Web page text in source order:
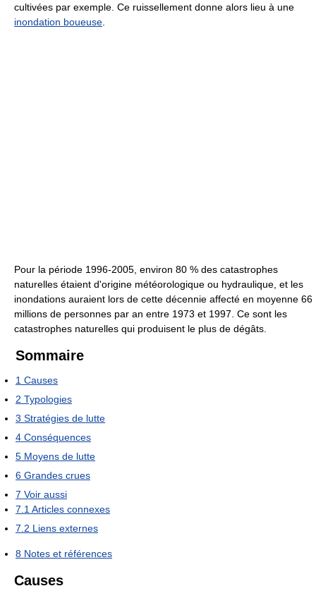
cultivées par exemple. Ce ruissellement donne alors lieu à une
inondation boueuse
Pour la période 1996-2005, environ 80 % des catastrophes
naturelles étaient d'origine météorologique ou hydraulique, et les
inondations auraient lors de cette décennie affecté en moyenne 66
millions de personnes par an entre 1973 et 1997. Ce sont les
catastrophes naturelles qui produisent le plus de dégâts.
Sommaire
1 Causes
2 Typologies
3 Stratégies de lutte
4 Conséquences
5 Moyens de lutte
6 Grandes crues
7 Voir aussi
7.1 Articles connexes
7.2 Liens externes
8 Notes et références
Causes